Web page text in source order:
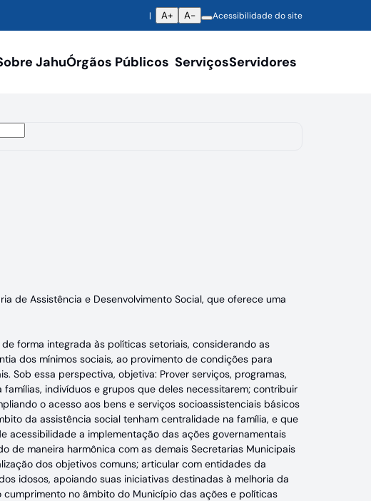
A+ A- Acessibilidade do site
JahuÓrgãos Públicos ServiçosServidores
de Assistência e Desenvolvimento Social, que oferece uma
forma integrada às políticas setoriais, considerando as
dos mínimos sociais, ao provimento de condições para
Sob essa perspectiva, objetiva: Prover serviços, programas,
indivíduos e grupos que deles necessitarem; contribuir
o acesso aos bens e serviços socioassistenciais básicos
da assistência social tenham centralidade na família, e que
acessibilidade a implementação das ações governamentais
de maneira harmônica com as demais Secretarias Municipais
dos objetivos comuns; articular com entidades da
idosos, apoiando suas iniciativas destinadas à melhoria da
no âmbito do Município das ações e políticas